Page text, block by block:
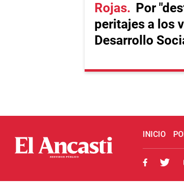
Rojas
Por
peritajes a los
Desarrollo
INICIO